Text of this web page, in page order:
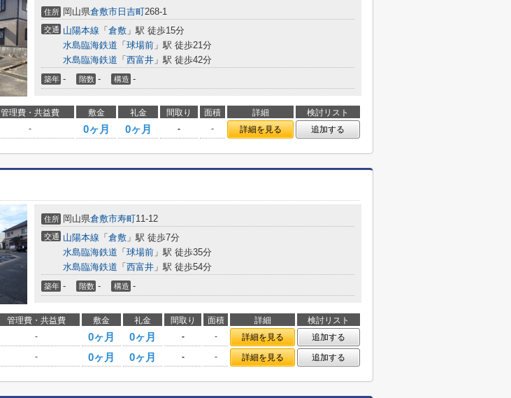
住所 岡山県倉敷市 日吉町268-1
交通 山陽本線 「 倉敷 」駅 徒歩15分
水島臨海鉄道 「 球場前 」駅 徒歩21分
水島臨海鉄道 「 西富井 」駅 徒歩42分
築年 - 階数 - 構造 -
管理費・共益費 敷金 礼金 間取り 面積 詳細
検討リスト
- 0ヶ月 0ヶ月 - - 詳細を見る 追加する
住所 岡山県倉敷市寿町11-12
交通 山陽本線 「 倉敷 」駅 徒歩7分
水島臨海鉄道 「 球場前 」駅 徒歩35分
水島臨海鉄道 「 西富井 」駅 徒歩54分
築年 - 階数 - 構造 -
管理費・共益費 敷金 礼金 間取り 面積 詳細
検討リスト
- 0ヶ月 0ヶ月 - - 詳細を見る
追加する
- 0ヶ月 0ヶ月 - - 詳細を見る 追加する